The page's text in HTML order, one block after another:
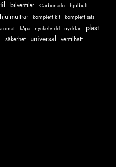
bilventiler Carbonado hjulbult
hjulmuttrar komplett kit komplett sats
kåpa nyckelvidd nycklar
plast
säkerhet universal ventilhatt